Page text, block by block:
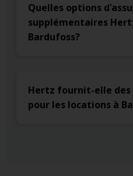
Quelles options
supplémentaires
Bardufoss?
Hertz fournit-elle
pour les locations à